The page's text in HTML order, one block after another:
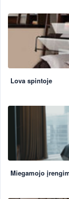
Lova spintoje
Miegamojo